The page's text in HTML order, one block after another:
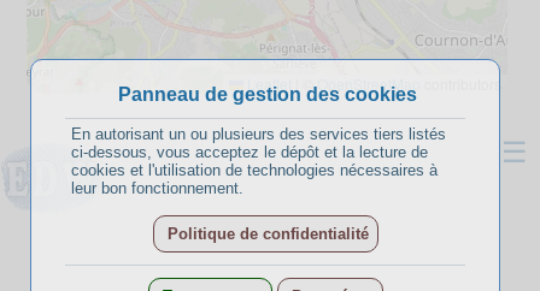
Leaflet © OpenStreetMap
☰
Panneau de gestion des cookies
En autorisant un ou plusieurs des services tiers listés
ci-dessous, vous acceptez le dépôt et la lecture de
cookies et l'utilisation de technologies nécessaires à
leur bon fonctionnement.
Politique de confidentialité